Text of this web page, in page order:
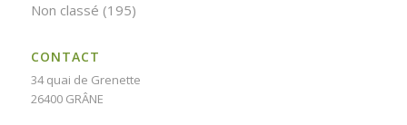
Non classé (195)
CONTACT
34 quai de Grenette
26400 GRÂNE